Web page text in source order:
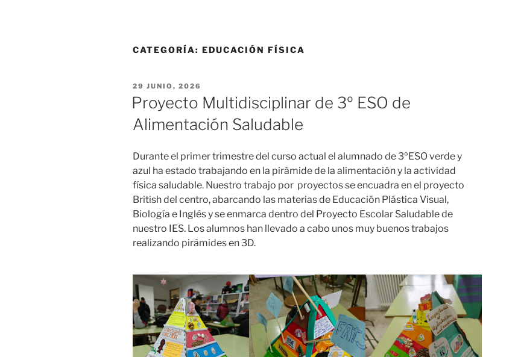
CATEGORÍA: EDUCACIÓN FÍSICA
PUBLICADO
EL
29 JUNIO, 2026
Proyecto Multidisciplinar de 3º ESO de
Alimentación Saludable
Durante el primer trimestre del curso actual el alumnado de 3ºESO verde y
azul ha estado trabajando en la pirámide de la alimentación y la actividad
física saludable. Nuestro trabajo por proyectos se encuadra en el proyecto
British del centro, abarcando las materias de Educación Plástica Visual,
Biología e Inglés y se enmarca dentro del Proyecto Escolar Saludable de
nuestro IES. Los alumnos han llevado a cabo unos muy buenos trabajos
realizando pirámides en 3D.